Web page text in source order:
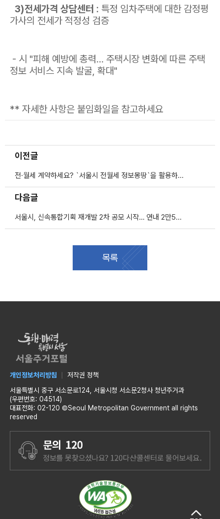
3)전세가격 상담센터 : 특정 임차주택에 대한 감정평
가사의 전세가 적정성 검증
- 시 "피해 예방에 총력… 주택시장 변화에 따른 주택
정보 서비스 지속 발굴, 확대"
** 자세한 사항은 붙임화일을 참고하세요
이전글
전·월세 계약하세요? `서울시 전월세 정보몽땅`을 활용하세요
다음글
서울시, 신속통합기획 재개발 2차 공모 시작… 연내 2만5천호 내외 선정
목록
개인정보처리방침
저작권 정책
서울특별시 중구 서소문로124, 서울시청 서소문2청사 청년주거과
(우편번호: 04514)
대표전화: 02-120 ©Seoul Metropolitan Government all rights
reserved